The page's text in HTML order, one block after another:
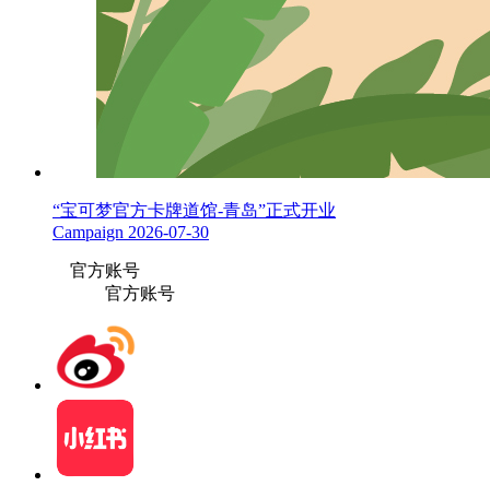
“宝可梦官方卡牌道馆-青岛”正式开业
Campaign 2026-07-30
官方账号
官方账号